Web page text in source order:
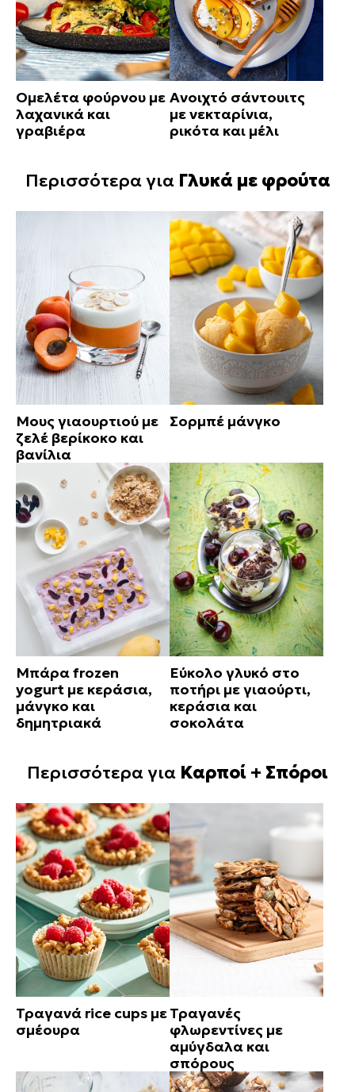
Ομελέτα φούρνου με
λαχανικά και
γραβιέρα
Ανοιχτό σάντουιτς
με νεκταρίνια,
ρικότα και μέλι
Περισσότερα για Γλυκά με φρούτα
Μους γιαουρτιού με
ζελέ βερίκοκο και
βανίλια
Σορμπέ μάνγκο
Μπάρα frozen
yogurt με κεράσια,
μάνγκο και
δημητριακά
Εύκολο γλυκό στο
ποτήρι με γιαούρτι,
κεράσια και
σοκολάτα
Περισσότερα για Καρποί + Σπόροι
Τραγανά rice cups με
σμέουρα
Τραγανές
φλωρεντίνες με
αμύγδαλα και
σπόρους